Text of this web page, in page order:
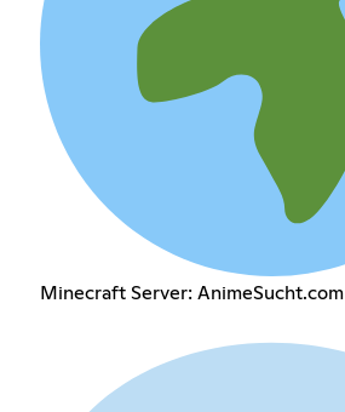
Minecraft Server: AnimeSucht.com